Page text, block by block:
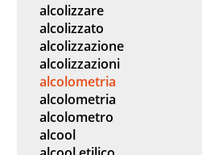
alcolizzare
alcolizzato
alcolizzazione
alcolizzazioni
alcolometria
alcolometria
alcolometro
alcool